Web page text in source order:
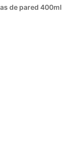
de pared 400ml